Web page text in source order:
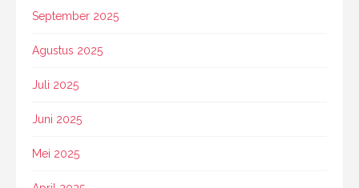
September 2025
Agustus 2025
Juli 2025
Juni 2025
Mei 2025